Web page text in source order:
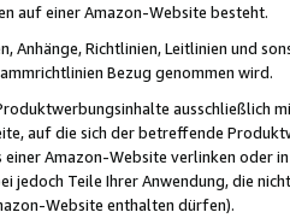
auf einer Amazon-Website besteht.
Anhänge, Richtlinien, Leitlinien und
Bezug genommen wird.
ausschließlich
auf die sich der betreffende
Amazon-Website verlinken oder
jedoch Teile Ihrer Anwendung, die
Website enthalten dürfen).